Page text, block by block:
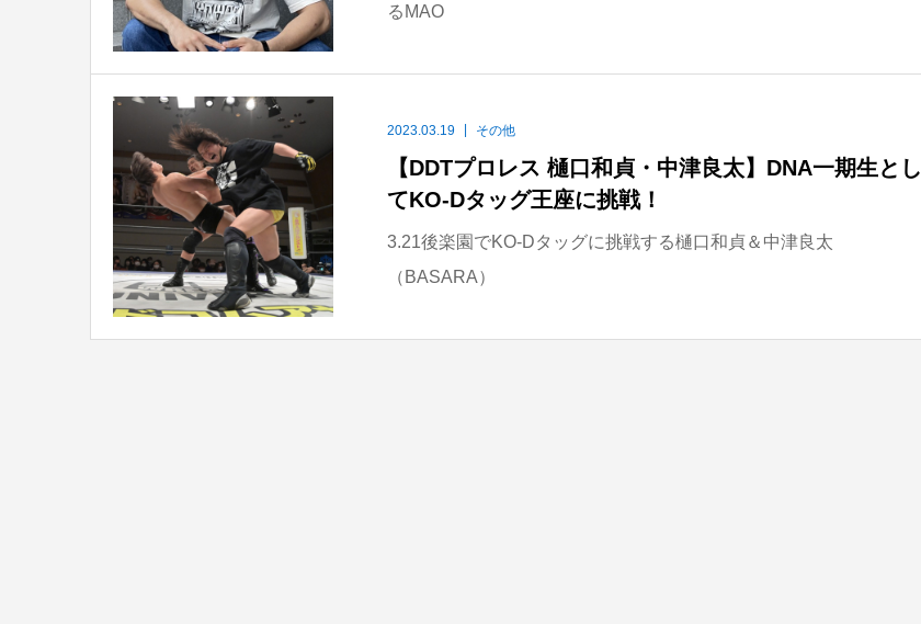
るMAO
2023.03.19 その他
【DDTプロレス 樋口和貞・中津良太】DNA一期生とし
てKO-Dタッグ王座に挑戦！
3.21後楽園でKO-Dタッグに挑戦する樋口和貞＆中津良太
（BASARA）